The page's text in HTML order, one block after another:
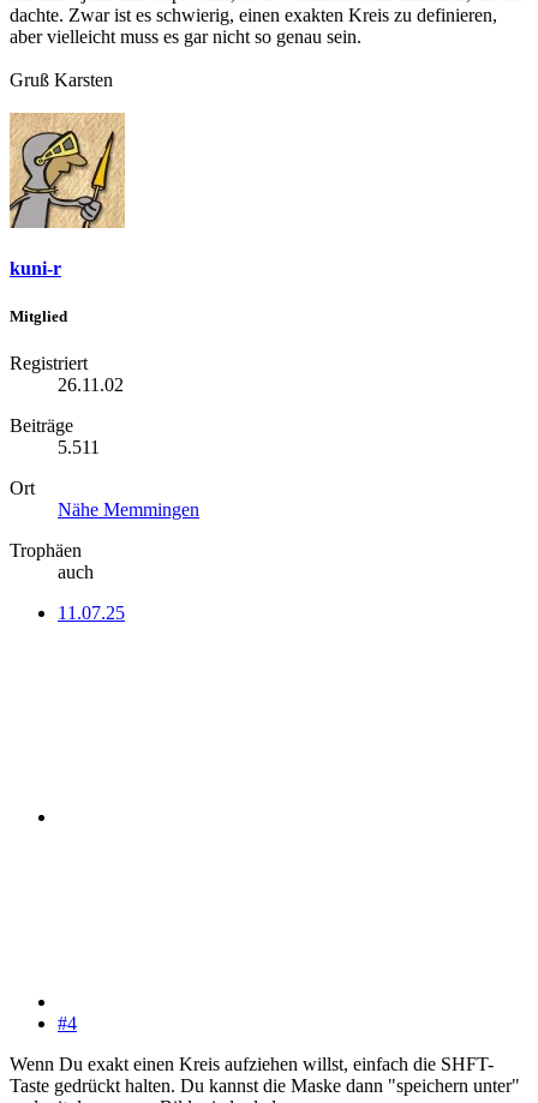
dachte. Zwar ist es schwierig, einen exakten Kreis zu definieren,
aber vielleicht muss es gar nicht so genau sein.
Gruß Karsten
kuni-r
Mitglied
Registriert
26.11.02
Beiträge
5.511
Ort
Nähe Memmingen
Trophäen
auch
11.07.25
#4
Wenn Du exakt einen Kreis aufziehen willst, einfach die SHFT-
Taste gedrückt halten. Du kannst die Maske dann "speichern unter"